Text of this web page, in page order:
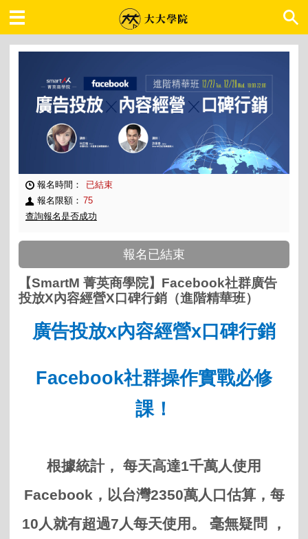
大大學院 職場趨
報名時間：
已結束
報名限額： 75
查詢報名是否成功
報名已結束
【SmartM 菁英商學院】Facebook社群廣告
投放X內容經營X口碑行銷（進階精華班）
廣告投放x內容經營x 口碑行銷
Facebook社群操作實戰必修
課！
根據統計， 每天高達1千萬人使用
Facebook ，以台灣2350萬人口估算，每
10 人就有超過7 人每天使用。 毫無疑問
，